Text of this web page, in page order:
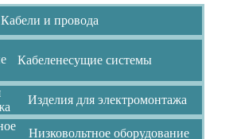
Кабели и провода
Кабеленесущие системы
Изделия для электромонтажа
Низковольтное оборудование